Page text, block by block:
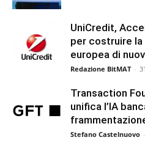
UniCredit,
per costruire
europea di
Redazione BitMAT -
Transaction
unifica l’IA
Stefano Castelnuovo -